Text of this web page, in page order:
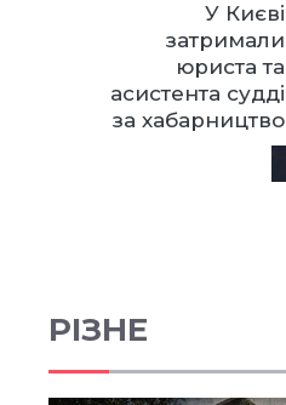
У Києві
затримали
юриста та
асистента судді
за хабарництво
РІЗНЕ